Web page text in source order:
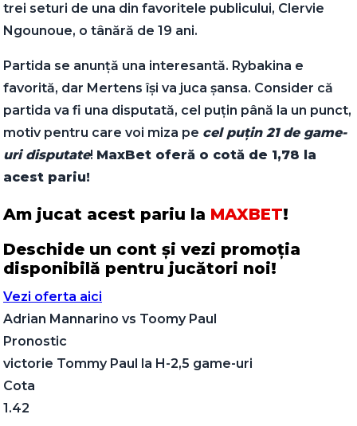
trei seturi de una din favoritele publicului, Clervie
Ngounoue, o tânără de 19 ani.
Partida se anunță una interesantă. Rybakina e
favorită, dar Mertens își va juca șansa. Consider că
partida va fi una disputată, cel puțin până la un punct,
motiv pentru care voi miza pe cel puțin 21 de game-
uri disputate! MaxBet oferă o cotă de 1,78 la
acest pariu!
Am jucat acest pariu la MAXBET!
Deschide un cont și vezi promoția
disponibilă pentru jucători noi!
Vezi oferta aici
Adrian Mannarino vs Toomy Paul
Pronostic
victorie Tommy Paul la H-2,5 game-uri
Cota
1.42